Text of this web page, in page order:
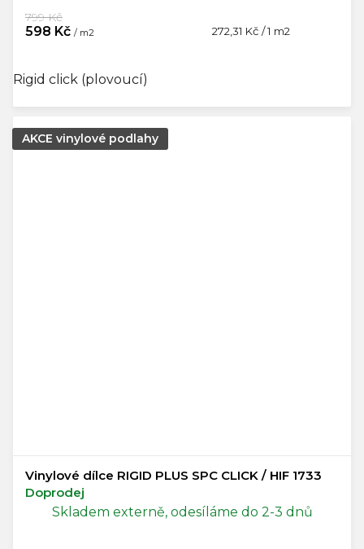
598 Kč / m2
799 Kč
Měrná
272,31 Kč / 1 m2
Rigid click (plovoucí)
AKCE vinylové podlahy
Vinylové dílce RIGID PLUS SPC CLICK / HIF 1733
Doprodej
Skladem externě, odesíláme do 2-3 dnů